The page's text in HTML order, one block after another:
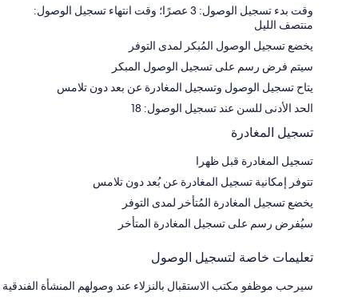
وقت بدء تسجيل الوصول: 3 عصرًا؛ وقت انتهاء تسجيل الوصول:
منتصف الليل
يخضع تسجيل الوصول المُبكر لمدى التوفر
سيتم فرض رسم على تسجيل الوصول المبكر
يتاح تسجيل الوصول وتسجيل المغادرة عن بعد دون تلامس
الحد الأدنى للسن عند تسجيل الوصول: 18
تسجيل المغادرة
تسجيل المغادرة قبل ظهرا
تتوفر إمكانية تسجيل المغادرة عن بُعد دون تلامس
يخضع تسجيل المغادرة المُتأخر لمدى التوفر
سيُفرض رسم على تسجيل المغادرة المتأخر
تعليمات خاصة لتسجيل الوصول
سيرحب موظفو مكتب الاستقبال بالنزلاء عند وصولهم المنشأة الفندقية